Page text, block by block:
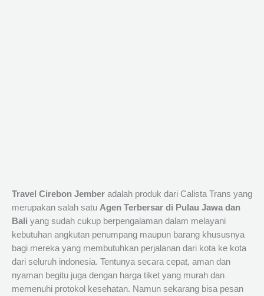
Travel Cirebon Jember adalah produk dari Calista Trans yang
merupakan salah satu Agen Terbersar di Pulau Jawa dan
Bali yang sudah cukup berpengalaman dalam melayani
kebutuhan angkutan penumpang maupun barang khususnya
bagi mereka yang membutuhkan perjalanan dari kota ke kota
dari seluruh indonesia. Tentunya secara cepat, aman dan
nyaman begitu juga dengan harga tiket yang murah dan
memenuhi protokol kesehatan. Namun sekarang bisa pesan